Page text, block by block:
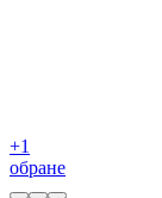
+1
обране